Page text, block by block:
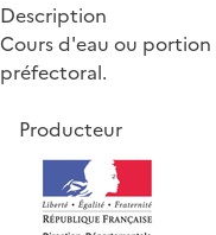
Description
Cours d'eau ou
préfectoral.
Producteur